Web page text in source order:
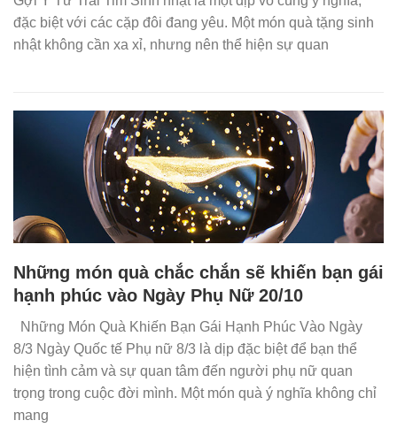
đặc biệt với các cặp đôi đang yêu. Một món quà tặng sinh
nhật không cần xa xỉ, nhưng nên thể hiện sự quan
Những món quà chắc chắn sẽ khiến bạn gái
hạnh phúc vào Ngày Phụ Nữ 20/10
Những Món Quà Khiến Bạn Gái Hạnh Phúc Vào Ngày
8/3 Ngày Quốc tế Phụ nữ 8/3 là dịp đặc biệt để bạn thể
hiện tình cảm và sự quan tâm đến người phụ nữ quan
trọng trong cuộc đời mình. Một món quà ý nghĩa không chỉ
mang